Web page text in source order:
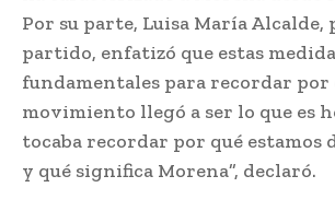
Por su parte, Luisa María Alcalde,
partido, enfatizó que estas
fundamentales para recordar por
movimiento llegó a ser lo que es
tocaba recordar por qué estamos
y qué significa Morena”, declaró.